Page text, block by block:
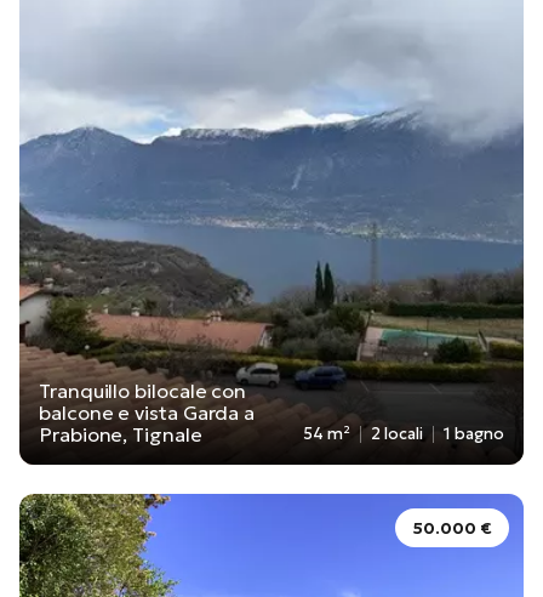
Tranquillo bilocale con
balcone e vista Garda a
Prabione, Tignale
54 m² 2 locali 1 bagno
50.000 €